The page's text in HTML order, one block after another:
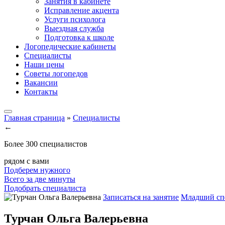
Исправление акцента
Услуги психолога
Выездная служба
Подготовка к школе
Логопедические кабинеты
Специалисты
Наши цены
Советы логопедов
Вакансии
Контакты
Главная страница » Специалисты
←
Более 300 специалистов
рядом с вами
Подберем нужного
Всего за две минуты
Подобрать специалиста
Записаться на занятие Младший
Турчан Ольга Валерьевна